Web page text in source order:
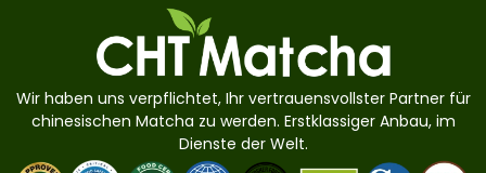
Wir haben uns verpflichtet, Ihr vertrauensvollster Partner für
chinesischen Matcha zu werden. Erstklassiger Anbau, im
Dienste der Welt.